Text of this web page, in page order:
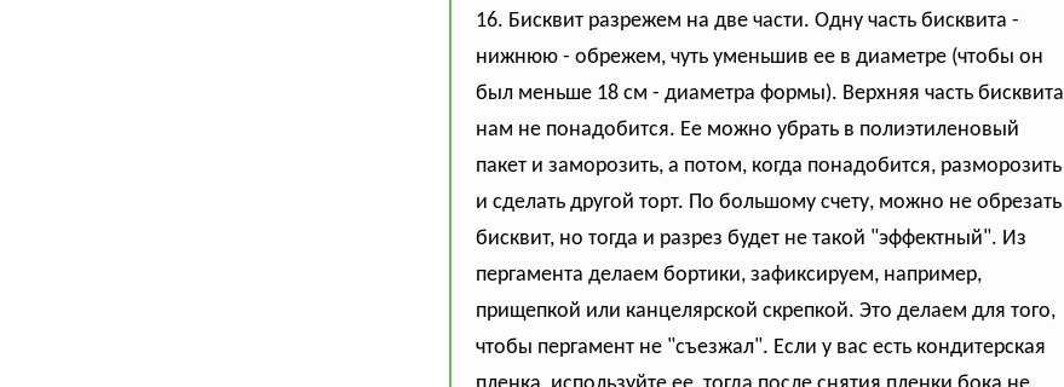
16. Бисквит разрежем на две части. Одну часть бисквита -
нижнюю - обрежем, чуть уменьшив ее в диаметре (чтобы он
был меньше 18 см - диаметра формы). Верхняя часть бисквита
нам не понадобится. Ее можно убрать в полиэтиленовый
пакет и заморозить, а потом, когда понадобится, разморозить
и сделать другой торт. По большому счету, можно не обрезать
бисквит, но тогда и разрез будет не такой "эффектный". Из
пергамента делаем бортики, зафиксируем, например,
прищепкой или канцелярской скрепкой. Это делаем для того,
чтобы пергамент не "съезжал". Если у вас есть кондитерская